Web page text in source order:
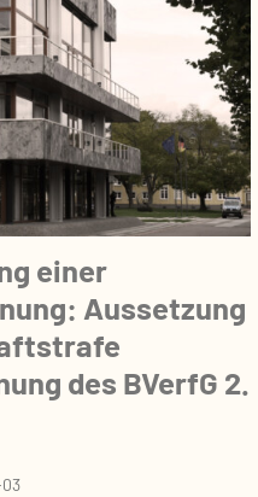
einer
Aussetzung
des BVerfG 2.